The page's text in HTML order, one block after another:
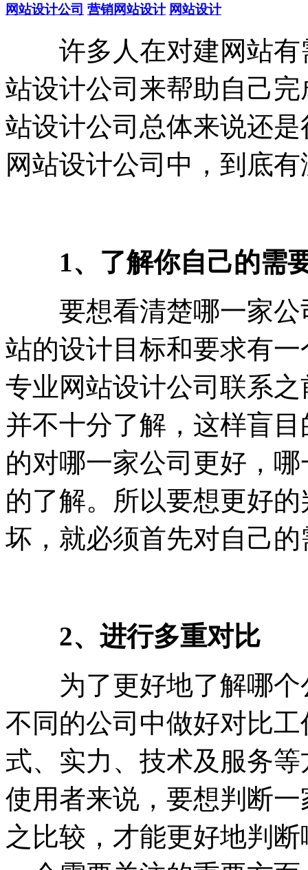
网站设计公司 营销网站设计 网站设计
许多人在对建网站有
站设计公司来帮助自己
站设计公司总体来说还
网站设计公司中，到底
1、了解你自己的需
要想看清楚哪一家公
站的设计目标和要求有
专业网站设计公司联系
并不十分了解，这样盲
的对哪一家公司更好，
的了解。所以要想更好
坏，就必须首先对自己
2、进行多重对比
为了更好地了解哪个
不同的公司中做好对比
式、实力、技术及服务
使用者来说，要想判断
之比较，才能更好地判